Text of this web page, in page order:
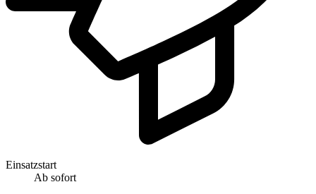
Einsatzstart
Ab sofort